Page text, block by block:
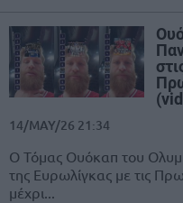
14/MAY/26 21:34
Ο Τόμας Ουόκαπ του
της Ευρωλίγκας με τις
μέχρι...